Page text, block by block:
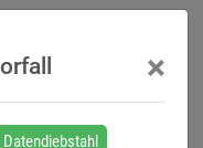
×
Datendiebstahl